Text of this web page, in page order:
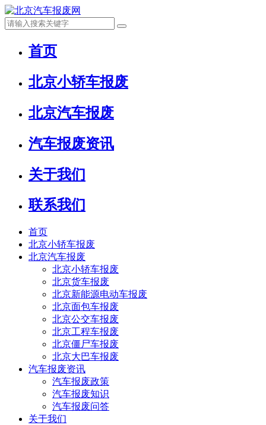
首页
北京小轿车报废
北京汽车报废
汽车报废资讯
关于我们
联系我们
首页
北京小轿车报废
北京汽车报废
北京小轿车报废
北京货车报废
北京新能源电动车报废
北京面包车报废
北京公交车报废
北京工程车报废
北京僵尸车报废
北京大巴车报废
汽车报废资讯
汽车报废政策
汽车报废知识
汽车报废问答
关于我们